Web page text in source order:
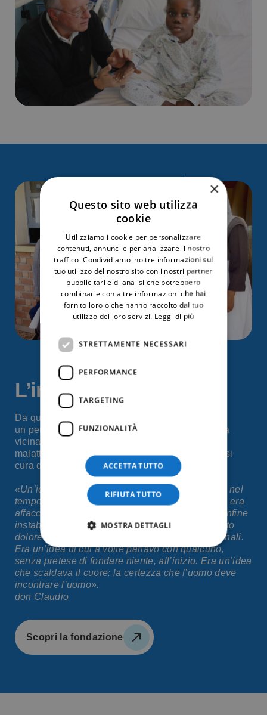
L’impegno
Da questa esperienza
un pensiero che diventa un ideale:
trasformare la
vicinanza quotidiana
malattia
impegno organizzato per
prendersi
cura delle persone.
«Un’idea che è nata lentamente, che è cresciuta nel
tempo, diventando un ideale. Un pensiero che si era
affacciato in me vivendo quotidianamente sul confine
instabile fra salute e malattia, a contatto con molto
dolore e con molte ricchezze umane e professionali.
Era un’idea di cui a volte parlavo con qualcuno,
senza pretese di fondare niente, all’inizio. Era un’idea
che scaldava il cuore: la certezza che l’uomo deve
incontrare l’uomo».
don Claudio
Scopri la fondazione
×
Questo sito web utilizza
cookie
Utilizziamo i cookie per personalizzare
contenuti, annunci e per analizzare il nostro
traffico. Condividiamo inoltre informazioni sul
tuo utilizzo del nostro sito con i nostri partner
pubblicitari e di analisi che potrebbero
combinarle con altre informazioni che hai
fornito loro o che hanno raccolto dal tuo
utilizzo dei loro servizi. Leggi di più
STRETTAMENTE NECESSARI
PERFORMANCE
TARGETING
FUNZIONALITÀ
ACCETTA TUTTO
RIFIUTA TUTTO
MOSTRA DETTAGLI